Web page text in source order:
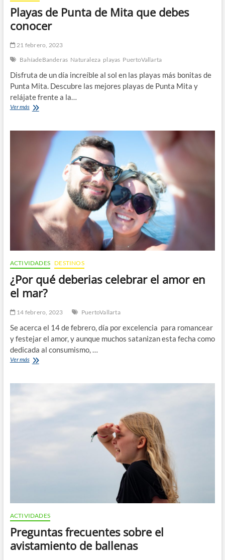
Playas de Punta de Mita que debes
conocer
21 febrero, 2023
BahíadeBanderas Naturaleza playas PuertoVallarta
Disfruta de un día increíble al sol en las playas más bonitas de
Punta Mita. Descubre las mejores playas de Punta Mita y
relájate frente a la…
Ver másPlayas
de
conocer
ACTIVIDADES DESTINOS
¿Por qué deberias celebrar el amor en
el mar?
14 febrero, 2023 PuertoVallarta
Se acerca el 14 de febrero, día por excelencia para romancear
y festejar el amor, y aunque muchos satanizan esta fecha como
dedicada al consumismo, …
Ver más¿Por
ACTIVIDADES
Preguntas frecuentes sobre el
avistamiento de ballenas